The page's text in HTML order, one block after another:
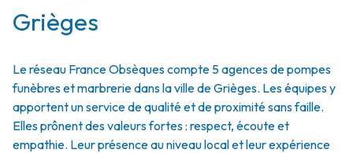
Grièges
Le réseau France Obsèques compte 5 agences de pompes
funèbres et marbrerie dans la ville de Grièges. Les équipes y
apportent un service de qualité et de proximité sans faille.
Elles prônent des valeurs fortes : respect, écoute et
empathie. Leur présence au niveau local et leur expérience